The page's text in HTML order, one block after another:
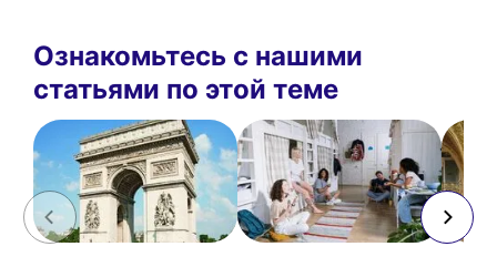
Ознакомьтесь с нашими
статьями по этой теме